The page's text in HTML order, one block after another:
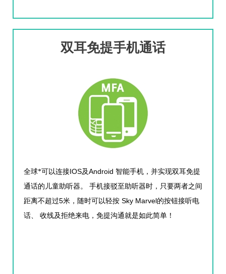
双耳免提手机通话
全球*可以连接IOS及Android 智能手机，并实现双耳免提
通话的儿童助听器。
手机接驳至助听器时，只要两者之间
距离不超过5米，随时可以轻按 Sky Marvel的按钮接听电
话、
收线及拒绝来电，免提沟通就是如此简单！